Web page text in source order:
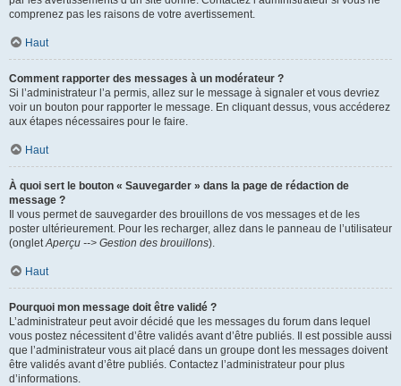
comprenez pas les raisons de votre avertissement.
Haut
Comment rapporter des messages à un modérateur ?
Si l’administrateur l’a permis, allez sur le message à signaler et vous devriez
voir un bouton pour rapporter le message. En cliquant dessus, vous accéderez
aux étapes nécessaires pour le faire.
Haut
À quoi sert le bouton « Sauvegarder » dans la page de rédaction de
message ?
Il vous permet de sauvegarder des brouillons de vos messages et de les
poster ultérieurement. Pour les recharger, allez dans le panneau de l’utilisateur
(ongletAperçu --> Gestion des brouillons).
Haut
Pourquoi mon message doit être validé ?
L’administrateur peut avoir décidé que les messages du forum dans lequel
vous postez nécessitent d’être validés avant d’être publiés. Il est possible aussi
que l’administrateur vous ait placé dans un groupe dont les messages doivent
être validés avant d’être publiés. Contactez l’administrateur pour plus
d’informations.